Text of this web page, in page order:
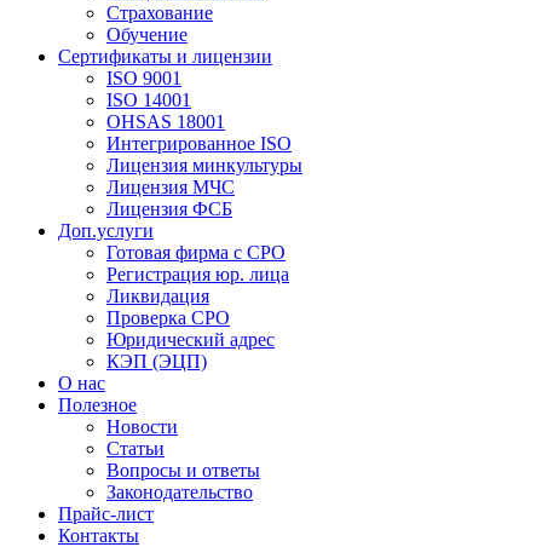
Страхование
Обучение
Сертификаты и лицензии
ISO 9001
ISO 14001
OHSAS 18001
Интегрированное ISO
Лицензия минкультуры
Лицензия МЧС
Лицензия ФСБ
Доп.услуги
Готовая фирма с СРО
Регистрация юр. лица
Ликвидация
Проверка СРО
Юридический адрес
КЭП (ЭЦП)
О нас
Полезное
Новости
Статьи
Вопросы и ответы
Законодательство
Прайс-лист
Контакты